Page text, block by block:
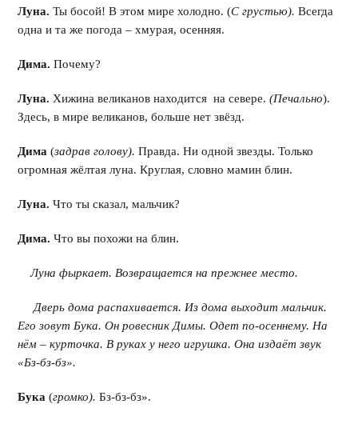
Луна. Ты босой! В этом мире холодно. (С грустью). Всегда
одна и та же погода – хмурая, осенняя.
Дима. Почему?
Луна. Хижина великанов находится на севере.(Печально).
Здесь, в мире великанов, больше нет звёзд.
Дима (задрав голову). Правда. Ни одной звезды. Только
огромная жёлтая луна. Круглая, словно мамин блин.
Луна. Что ты сказал, мальчик?
Дима. Что вы похожи на блин.
Луна фыркает. Возвращается на прежнее место.
Дверь дома распахивается. Из дома выходит мальчик.
Его зовут Бука. Он ровесник Димы. Одет по-осеннему. На
нём – курточка. В руках у него игрушка. Она издаёт звук
«Бз-бз-бз».
Бука (громко). Бз-бз-бз».